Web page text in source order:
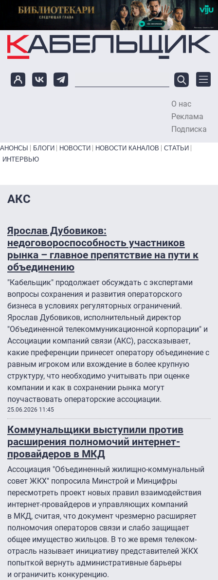
Перейти к основному содержанию
О нас
Реклама
Подписка
Primary links bottom
АНОНСЫ БЛОГИ НОВОСТИ НОВОСТИ КАНАЛОВ
СТАТЬИ
ИНТЕРВЬЮ
АКС
Ярослав Дубовиков:
недоговороспособность участников
рынка – главное препятствие на пути к
объединению
"Кабельщик" продолжает обсуждать с экспертами
вопросы сохранения и развития операторского
бизнеса в условиях регуляторных ограничений.
Ярослав Дубовиков, исполнительный директор
"Объединенной телекоммуникационной корпорации" и
Ассоциации компаний связи (АКС), рассказывает,
какие преференции принесет оператору объединение с
равным игроком или вхождение в более крупную
структуру, что необходимо учитывать при оценке
компании и как в сохранении рынка могут
поучаствовать операторские ассоциации.
25.06.2026 11:45
Коммунальщики выступили против
расширения полномочий интернет-
провайдеров в МКД
Ассоциация "Объединенный жилищно-коммунальный
совет ЖКХ" попросила Минстрой и Минцифры
пересмотреть проект новых правил взаимодействия
интернет-провайдеров и управляющих компаний
в МКД, считая, что документ чрезмерно расширяет
полномочия операторов связи и слабо защищает
общее имущество жильцов. В то же время телеком-
отрасль называет инициативу представителей ЖКХ
попыткой вернуть административные барьеры
и ограничить конкуренцию.